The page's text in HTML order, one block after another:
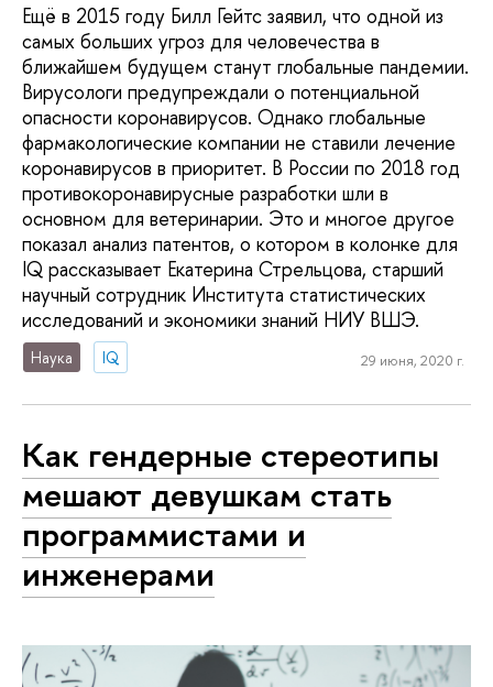
Ещё в 2015 году Билл Гейтс заявил, что одной из
самых больших угроз для человечества в
ближайшем будущем станут глобальные пандемии.
Вирусологи предупреждали о потенциальной
опасности коронавирусов. Однако глобальные
фармакологические компании не ставили лечение
коронавирусов в приоритет. В России по 2018 год
противокоронавирусные разработки шли в
основном для ветеринарии. Это и многое другое
показал анализ патентов, о котором в колонке для
IQ рассказывает Екатерина Стрельцова, старший
научный сотрудник Института статистических
исследований и экономики знаний НИУ ВШЭ.
Наука IQ 29 июня, 2020 г.
Как гендерные стереотипы
мешают девушкам стать
программистами и
инженерами